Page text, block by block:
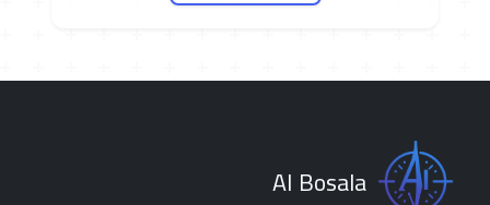
AI Bosala